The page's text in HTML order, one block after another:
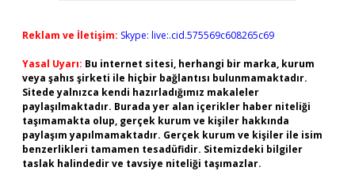
Reklam ve İletişim: Skype: live:.cid.575569c608265c69
Yasal Uyarı: Bu internet sitesi, herhangi bir marka, kurum
veya şahıs şirketi ile hiçbir bağlantısı bulunmamaktadır.
Sitede yalnızca kendi hazırladığımız makaleler
paylaşılmaktadır. Burada yer alan içerikler haber niteliği
taşımamakta olup, gerçek kurum ve kişiler hakkında
paylaşım yapılmamaktadır. Gerçek kurum ve kişiler ile isim
benzerlikleri tamamen tesadüfidir. Sitemizdeki bilgiler
taslak halindedir ve tavsiye niteliği taşımazlar.